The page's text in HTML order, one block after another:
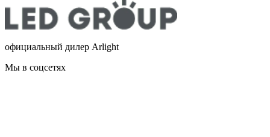
официальный дилер Arlight
Мы в соцсетях